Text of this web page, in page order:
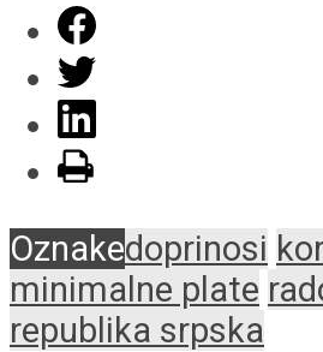
Oznakedoprinosi
minimalne plate
republika srpska